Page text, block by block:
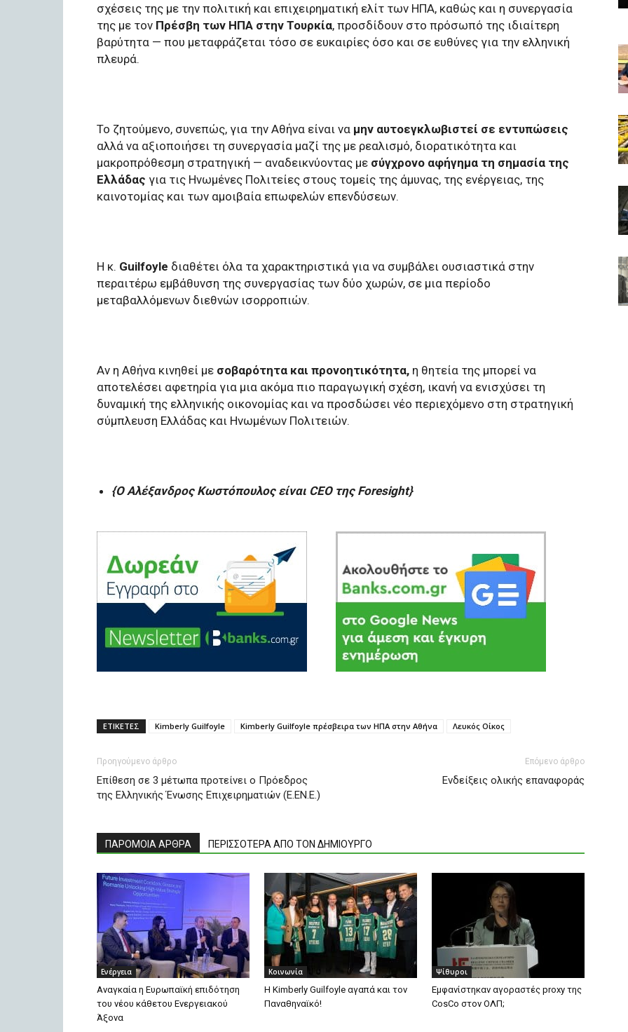
σχέσεις της με την πολιτική και επιχειρηματική ελίτ των ΗΠΑ, καθώς και η συνεργασία
της με τον Πρέσβη των ΗΠΑ στην Τουρκία, προσδίδουν στο πρόσωπό της ιδιαίτερη
βαρύτητα — που μεταφράζεται τόσο σε ευκαιρίες όσο και σε ευθύνες για την ελληνική
πλευρά.
Το ζητούμενο, συνεπώς, για την Αθήνα είναι να μην αυτοεγκλωβιστεί σε εντυπώσεις
αλλά να αξιοποιήσει τη συνεργασία μαζί της με ρεαλισμό, διορατικότητα και
μακροπρόθεσμη στρατηγική — αναδεικνύοντας με σύγχρονο αφήγημα τη σημασία της
Ελλάδας για τις Ηνωμένες Πολιτείες στους τομείς της άμυνας, της ενέργειας, της
καινοτομίας και των αμοιβαία επωφελών επενδύσεων.
Η κ. Guilfoyle διαθέτει όλα τα χαρακτηριστικά για να συμβάλει ουσιαστικά στην
περαιτέρω εμβάθυνση της συνεργασίας των δύο χωρών, σε μια περίοδο
μεταβαλλόμενων διεθνών ισορροπιών.
Αν η Αθήνα κινηθεί με σοβαρότητα και προνοητικότητα, η θητεία της μπορεί να
αποτελέσει αφετηρία για μια ακόμα πιο παραγωγική σχέση, ικανή να ενισχύσει τη
δυναμική της ελληνικής οικονομίας και να προσδώσει νέο περιεχόμενο στη στρατηγική
σύμπλευση Ελλάδας και Ηνωμένων Πολιτειών.
{O Αλέξανδρος Κωστόπουλος είναι CEO της Foresight}
ΕΤΙΚΕΤΕΣ Kimberly Guilfoyle Kimberly Guilfoyle πρέσβειρα των ΗΠΑ στην Αθήνα Λευκός Οίκος
Προηγούμενο άρθρο
Επίθεση σε 3 μέτωπα προτείνει ο Πρόεδρος
της Ελληνικής Ένωσης Επιχειρηματιών (E.ΕΝ.Ε.)
Επόμενο άρθρο
Ενδείξεις ολικής επαναφοράς
ΠΑΡΟΜΟΙΑ ΑΡΘΡΑ ΠΕΡΙΣΣΟΤΕΡΑ ΑΠΟ ΤΟΝ ΔΗΜΙΟΥΡΓΟ
Ενέργεια
Αναγκαία η Ευρωπαϊκή επιδότηση
του νέου κάθετου Ενεργειακού
Άξονα
Κοινωνία
H Kimberly Guilfoyle αγαπά και τον
Παναθηναϊκό!
Ψίθυροι
Εμφανίστηκαν αγοραστές proxy της
CosCo στον ΟΛΠ;